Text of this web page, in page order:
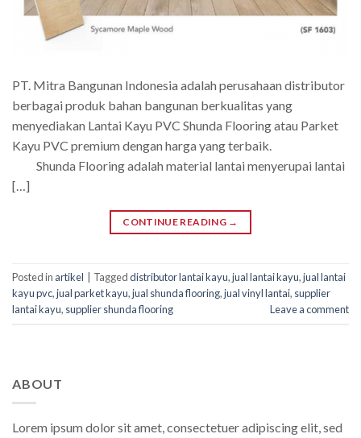
PT. Mitra Bangunan Indonesia adalah perusahaan distributor
berbagai produk bahan bangunan berkualitas yang
menyediakan Lantai Kayu PVC Shunda Flooring atau Parket
Kayu PVC premium dengan harga yang terbaik.
Shunda Flooring adalah material lantai menyerupai lantai
[…]
CONTINUE READING →
Posted in artikel Taggeddistributor lantai kayu,jual lantai kayu,jual lantai
kayu pvc,jual parket kayu,jual shunda flooring,jual vinyl lantai, supplier
lantai kayu, supplier shunda flooring Leave a comment
ABOUT
Lorem ipsum dolor sit amet, consectetuer adipiscing elit, sed